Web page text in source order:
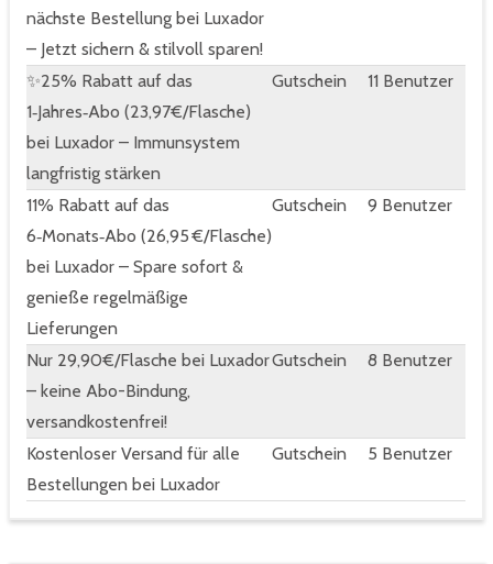
nächste Bestellung bei Luxador
– Jetzt sichern & stilvoll sparen!
✨25% Rabatt auf das
1‑Jahres‑Abo (23,97€/Flasche)
bei Luxador – Immunsystem
langfristig stärken
Gutschein 11 Benutzer
11% Rabatt auf das
6‑Monats‑Abo (26,95 €/Flasche)
bei Luxador – Spare sofort &
genieße regelmäßige
Lieferungen
Gutschein 9 Benutzer
Nur 29,90€/Flasche bei Luxador
– keine Abo-Bindung,
versandkostenfrei!
Gutschein 8 Benutzer
Kostenloser Versand für alle
Bestellungen bei Luxador
Gutschein 5 Benutzer